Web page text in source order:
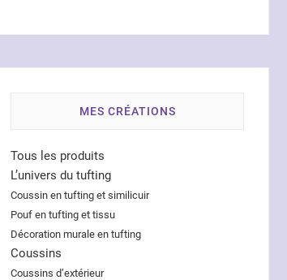
MES CRÉATIONS
Tous les produits
L’univers du tufting
Coussin en tufting et similicuir
Pouf en tufting et tissu
Décoration murale en tufting
Coussins
Coussins d’extérieur